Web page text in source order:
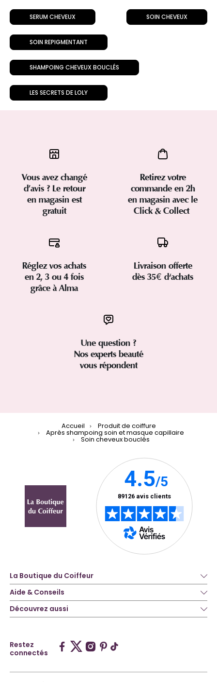
SERUM CHEVEUX SOIN CHEVEUX
SOIN REPIGMENTANT
SHAMPOING CHEVEUX BOUCLÉS
LES SECRETS DE LOLY
Vous avez changé
d’avis ? Le retour
en magasin est
gratuit
Retirez votre
commande en 2h
en magasin avec le
Click & Collect
Réglez vos achats
en 2, 3 ou 4 fois
grâce à Alma
Livraison offerte
dès 35€ d'achats
Une question ?
Nos experts beauté
vous répondent
Accueil Produit de coiffure
Après shampoing soin et masque capillaire
Soin cheveux bouclés
La Boutique du Coiffeur
Aide & Conseils
Découvrez aussi
Restez
connectés